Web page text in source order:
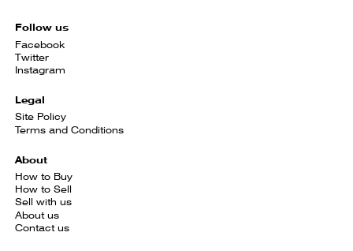
Follow us
Facebook
Twitter
Instagram
Legal
Site Policy
Terms and Conditions
About
How to Buy
How to Sell
Sell with us
About us
Contact us